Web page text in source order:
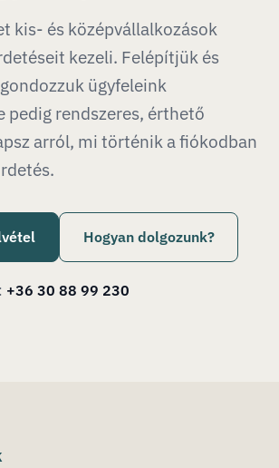
kis- és középvállalkozások
kezeli. Felépítjük és
ügyfeleink
pedig rendszeres, érthető
arról, mi történik a fiókodban
Hogyan dolgozunk?
+36 30 88 99 230